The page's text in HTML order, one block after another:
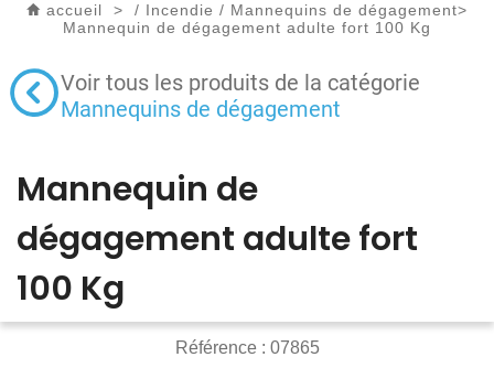
accueil > / Incendie / Mannequins de dégagement>
Mannequin de dégagement adulte fort 100 Kg
Voir tous les produits de la catégorie
Mannequins de dégagement
Mannequin de
dégagement adulte fort
100 Kg
Référence : 07865